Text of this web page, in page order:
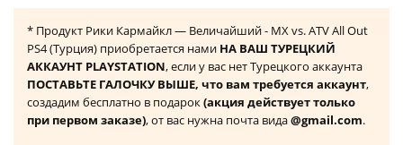
* Продукт Рики Кармайкл — Величайший - MX vs. ATV All Out
PS4 (Турция) приобретается нами НА ВАШ ТУРЕЦКИЙ
АККАУНТ PLAYSTATION, если у вас нет Турецкого аккаунта
ПОСТАВЬТЕ ГАЛОЧКУ ВЫШЕ, что вам требуется аккаунт,
создадим бесплатно в подарок(акция действует только
при первом заказе), от вас нужна почта вида@gmail.com.